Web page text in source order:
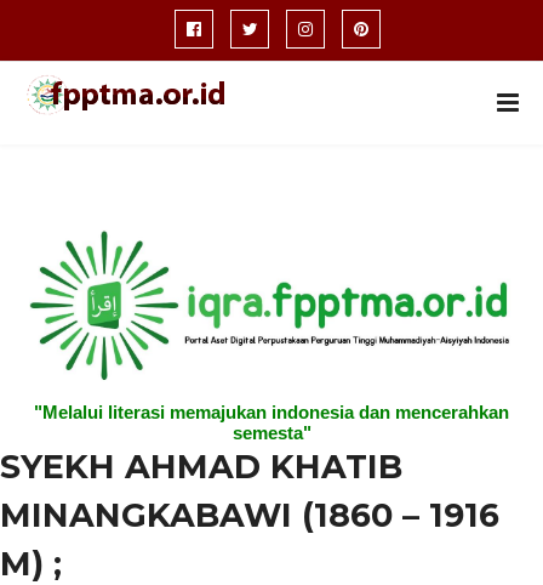
"Melalui literasi memajukan indonesia dan mencerahkan
semesta"
SYEKH AHMAD KHATIB
MINANGKABAWI (1860 – 1916
M) ;